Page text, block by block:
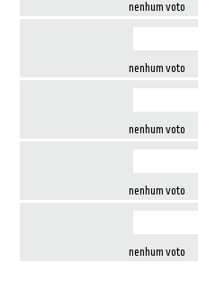
nenhum voto
nenhum voto
nenhum voto
nenhum voto
nenhum voto